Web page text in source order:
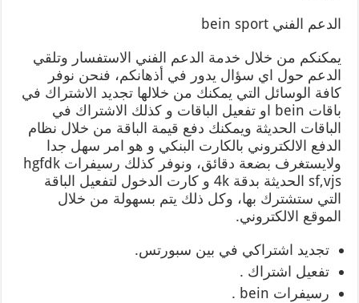
الدعم الفني bein sport
يمكنكم من خلال خدمة الدعم الفني الاستفسار وتلقي
الدعم حول اي سؤال يدور في أذهانكم، فنحن نوفر
كافة الوسائل التي يمكنك من خلالها تجديد الاشتراك في
باقات bein او تفعيل الباقات و كذلك الاشتراك في
الباقات الحديثة ويمكنك دفع قيمة الباقة من خلال نظام
الدفع الالكتروني بالكارت البنكي و هو امر سهل جدا
ولايستغرف بضعة دقائق، ونوفر كذلك رسيفرات hgfdk
sf,vjs الحديثة بدقة 4k و كارت الدخول لتفعيل الباقة
التي ستشترك بها، وكل ذلك يتم بسهولة من خلال
الموقع الالكتروني.
تجديد اشتراكي في بين سبورتس.
تفعيل اشتراك .
رسيفرات bein .